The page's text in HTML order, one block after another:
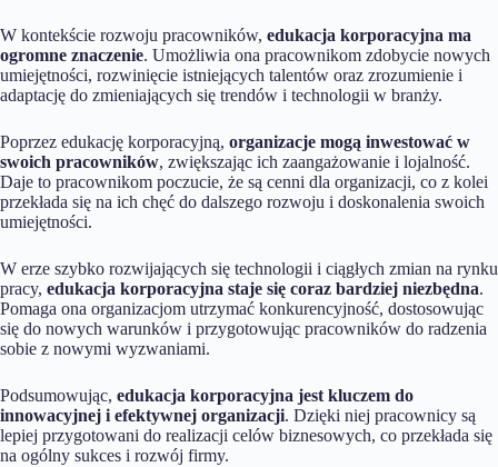
W kontekście rozwoju pracowników, edukacja korporacyjna ma
ogromne znaczenie. Umożliwia ona pracownikom zdobycie nowych
umiejętności, rozwinięcie istniejących talentów oraz zrozumienie i
adaptację do zmieniających się trendów i technologii w branży.
Poprzez edukację korporacyjną, organizacje mogą inwestować w
swoich pracowników, zwiększając ich zaangażowanie i lojalność.
Daje to pracownikom poczucie, że są cenni dla organizacji, co z kolei
przekłada się na ich chęć do dalszego rozwoju i doskonalenia swoich
umiejętności.
W erze szybko rozwijających się technologii i ciągłych zmian na rynku
pracy, edukacja korporacyjna staje się coraz bardziej niezbędna.
Pomaga ona organizacjom utrzymać konkurencyjność, dostosowując
się do nowych warunków i przygotowując pracowników do radzenia
sobie z nowymi wyzwaniami.
Podsumowując, edukacja korporacyjna jest kluczem do
innowacyjnej i efektywnej organizacji. Dzięki niej pracownicy są
lepiej przygotowani do realizacji celów biznesowych, co przekłada się
na ogólny sukces i rozwój firmy.